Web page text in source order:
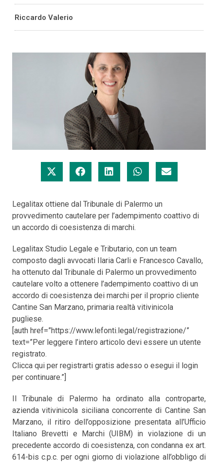
Riccardo Valerio
Legalitax ottiene dal Tribunale di Palermo un
provvedimento cautelare per l’adempimento coattivo di
un accordo di coesistenza di marchi.
Legalitax Studio Legale e Tributario, con un team
composto dagli avvocati Ilaria Carli e Francesco Cavallo,
ha ottenuto dal Tribunale di Palermo un provvedimento
cautelare volto a ottenere l’adempimento coattivo di un
accordo di coesistenza dei marchi per il proprio cliente
Cantine San Marzano, primaria realtà vitivinicola
pugliese.
[auth href=”https://www.lefonti.legal/registrazione/”
text=”Per leggere l’intero articolo devi essere un utente
registrato.
Clicca qui per registrarti gratis adesso o esegui il login
per continuare.”]
Il Tribunale di Palermo ha ordinato alla controparte,
azienda vitivinicola siciliana concorrente di Cantine San
Marzano, il ritiro dell’opposizione presentata all’Ufficio
Italiano Brevetti e Marchi (UIBM) in violazione di un
precedente accordo di coesistenza, con condanna ex art.
614-bis c.p.c. per ogni giorno di violazione all’obbligo di